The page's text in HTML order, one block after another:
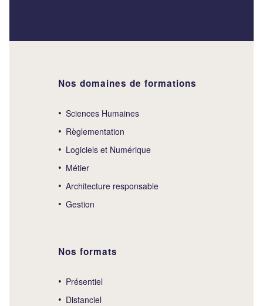
Nos domaines de formations
Sciences Humaines
Règlementation
Logiciels et Numérique
Métier
Architecture responsable
Gestion
Nos formats
Présentiel
Distanciel